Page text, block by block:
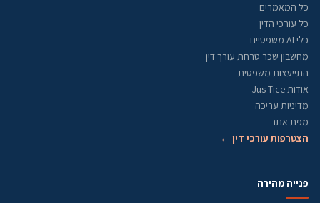
כל המאמרים
כל עורכי הדין
כלי AI משפטיים
מחשבון שכר טרחת עורך דין
התייעצות משפטית
אודות Jus-Tice
מדיניות עריכה
מפת אתר
הצטרפות עורכי דין ←
פנייה מהירה